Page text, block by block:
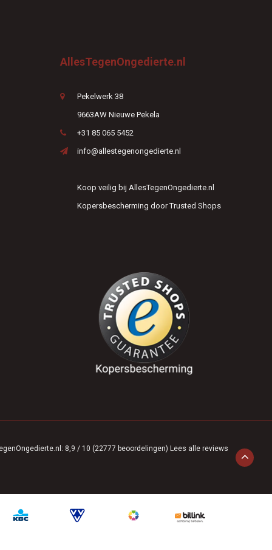
AllesTegenOngedierte.nl
Pekelwerk 38
9663AW Nieuwe Pekela
+31 85 065 5452
info@allestegenongedierte.nl
Koop veilig bij AllesTegenOngedierte.nl
Kopersbescherming door Trusted Shops
: 8,9 / 10 (22777 beoordelingen) Lees alle reviews